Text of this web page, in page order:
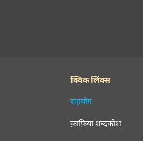
क्विक लिंक्स
सहयोग
क़ाफ़िया शब्दकोश